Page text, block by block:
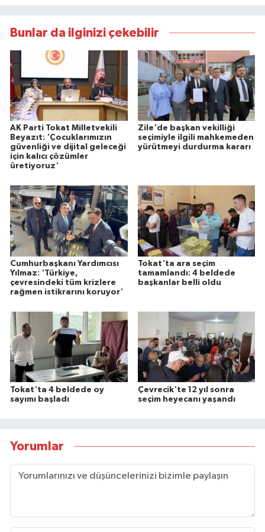
Bunlar da ilginizi çekebilir
AK Parti Tokat Milletvekili
Beyazıt: 'Çocuklarımızın
güvenliği ve dijital geleceği
için kalıcı çözümler
üretiyoruz'
Zile'de başkan vekilliği
seçimiyle ilgili mahkemeden
yürütmeyi durdurma kararı
Cumhurbaşkanı Yardımcısı
Yılmaz: 'Türkiye,
çevresindeki tüm krizlere
rağmen istikrarını koruyor'
Tokat'ta ara seçim
tamamlandı: 4 beldede
başkanlar belli oldu
Tokat'ta 4 beldede oy
sayımı başladı
Çevrecik'te 12 yıl sonra
seçim heyecanı yaşandı
Yorumlar